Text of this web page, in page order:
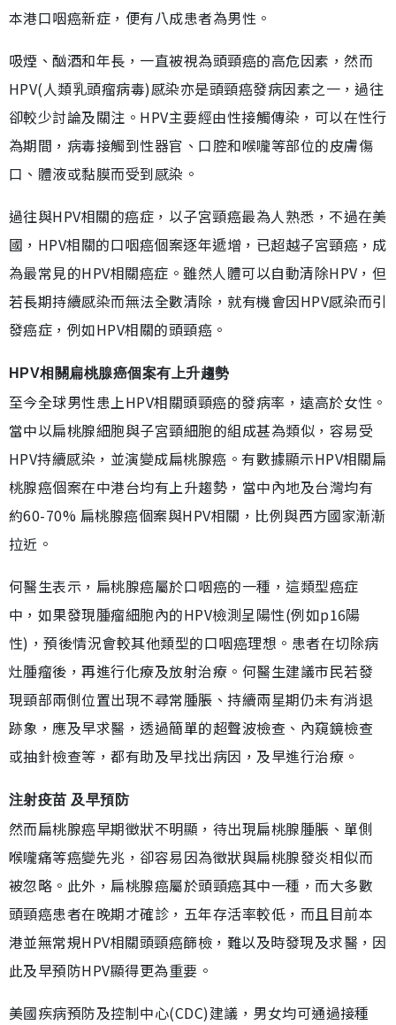
本港口咽癌新症，便有八成患者為男性。
吸煙、酗酒和年長，一直被視為頭頸癌的高危因素，然而
HPV(人類乳頭瘤病毒)感染亦是頭頸癌發病因素之一，過往
卻較少討論及關注。HPV主要經由性接觸傳染，可以在性行
為期間，病毒接觸到性器官、口腔和喉嚨等部位的皮膚傷
口、體液或黏膜而受到感染。
過往與HPV相關的癌症，以子宮頸癌最為人熟悉，不過在美
國，HPV相關的口咽癌個案逐年遞增，已超越子宮頸癌，成
為最常見的HPV相關癌症。雖然人體可以自動清除HPV，但
若長期持續感染而無法全數清除，就有機會因HPV感染而引
發癌症，例如HPV相關的頭頸癌。
HPV相關扁桃腺癌個案有上升趨勢
至今全球男性患上HPV相關頭頸癌的發病率，遠高於女性。
當中以扁桃腺細胞與子宮頸細胞的組成甚為類似，容易受
HPV持續感染，並演變成扁桃腺癌。有數據顯示HPV相關扁
桃腺癌個案在中港台均有上升趨勢，當中內地及台灣均有
約60-70% 扁桃腺癌個案與HPV相關，比例與西方國家漸漸
拉近。
何醫生表示，扁桃腺癌屬於口咽癌的一種，這類型癌症
中，如果發現腫瘤細胞內的HPV檢測呈陽性(例如p16陽
性)，預後情況會較其他類型的口咽癌理想。患者在切除病
灶腫瘤後，再進行化療及放射治療。何醫生建議市民若發
現頸部兩側位置出現不尋常腫脹、持續兩星期仍未有消退
跡象，應及早求醫，透過簡單的超聲波檢查、內窺鏡檢查
或抽針檢查等，都有助及早找出病因，及早進行治療。
注射疫苗 及早預防
然而扁桃腺癌早期徵狀不明顯，待出現扁桃腺腫脹、單側
喉嚨痛等癌變先兆，卻容易因為徵狀與扁桃腺發炎相似而
被忽略。此外，扁桃腺癌屬於頭頸癌其中一種，而大多數
頭頸癌患者在晚期才確診，五年存活率較低，而且目前本
港並無常規HPV相關頭頸癌篩檢，難以及時發現及求醫，因
此及早預防HPV顯得更為重要。
美國疾病預防及控制中心(CDC)建議，男女均可通過接種